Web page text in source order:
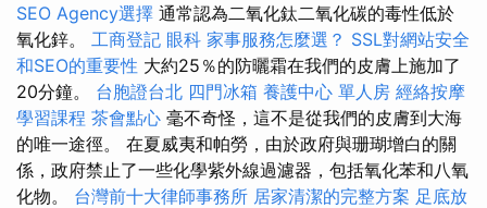
SEO Agency選擇 通常認為二氧化鈦二氧化碳的毒性低於
氧化鋅。 工商登記 眼科 家事服務怎麼選？ SSL對網站安全
和SEO的重要性 大約25％的防曬霜在我們的皮膚上施加了
20分鐘。 台胞證台北 四門冰箱 養護中心 單人房 經絡按摩
學習課程 茶會點心 毫不奇怪，這不是從我們的皮膚到大海
的唯一途徑。 在夏威夷和帕勞，由於政府與珊瑚增白的關
係，政府禁止了一些化學紫外線過濾器，包括氧化苯和八氧
化物。 台灣前十大律師事務所 居家清潔的完整方案 足底放